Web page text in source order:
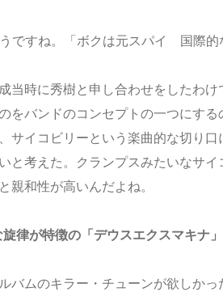
ですね。「ボクは元スパイ 国際的
当時に秀樹と申し合わせをしたわ
をバンドのコンセプトの一つにす
サイコビリーという楽曲的な切り
と考えた。クランプスみたいなサ
親和性が高いんだよね。
律が特徴の「デウスエクスマキナ
バムのキラー・チューンが欲しか